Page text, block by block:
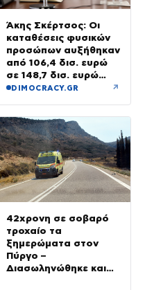
Άκης Σκέρτσος: Οι
καταθέσεις φυσικών
προσώπων αυξήθηκαν
από 106,4 δισ. ευρώ
σε 148,7 δισ. ευρώ
από τον Δεκέμβριο
DIMOCRACY.GR ↗
42χρονη σε σοβαρό
τροχαίο τα
ξημερώματα στον
Πύργο –
Διασωληνώθηκε και